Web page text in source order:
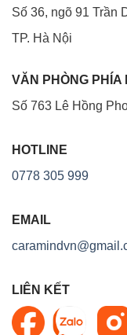
Số 36, ngõ 91 Trần
TP. Hà Nội
VĂN PHÒNG PHÍA
Số 763 Lê Hồng
HOTLINE
0778 305 999
EMAIL
LIÊN KẾT